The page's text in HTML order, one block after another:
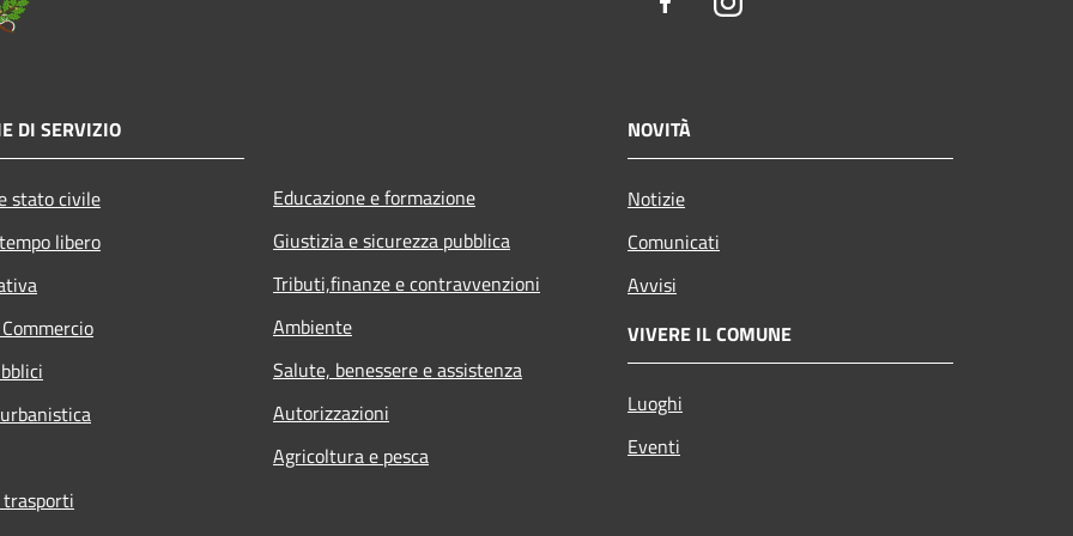
DI SERVIZIO
stato civile
libero
Educazione e formazione
Giustizia e sicurezza pubblica
Tributi,finanze e contravvenzioni
Ambiente
Salute, benessere e assistenza
Autorizzazioni
Agricoltura e pesca
NOVITÀ
Notizie
Comunicati
Avvisi
VIVERE IL COMUNE
Luoghi
Eventi